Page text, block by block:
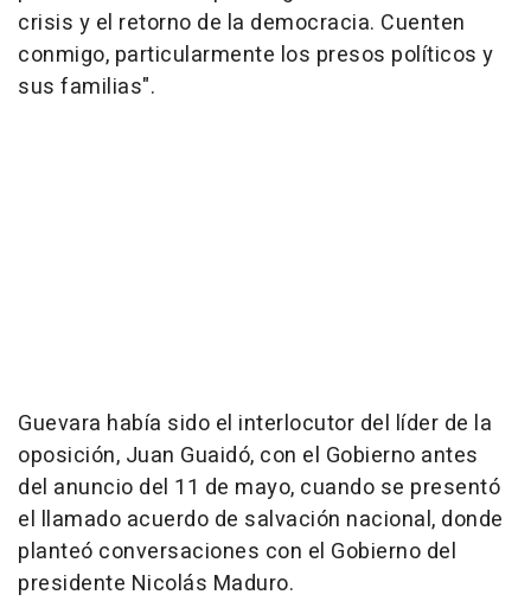
crisis y el retorno de la democracia. Cuenten
conmigo, particularmente los presos políticos y
sus familias".
Guevara había sido el interlocutor del líder de la
oposición, Juan Guaidó, con el Gobierno antes
del anuncio del 11 de mayo, cuando se presentó
el llamado acuerdo de salvación nacional, donde
planteó conversaciones con el Gobierno del
presidente Nicolás Maduro.